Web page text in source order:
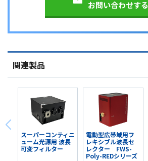
お問い合わせする
関連製品
スーパーコンティニ
ューム光源用 波長
可変フィルター
電動型広帯域用フ
レキシブル波長セ
レクター FWS-
Poly-REDシリーズ